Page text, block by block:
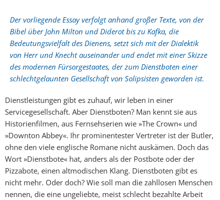
Der vorliegende Essay verfolgt anhand großer Texte, von der
Bibel über John Milton und Diderot bis zu Kafka, die
Bedeutungsvielfalt des Dienens, setzt sich mit der Dialektik
von Herr und Knecht auseinander und endet mit einer Skizze
des modernen Fürsorgestaates, der zum Dienstboten einer
schlechtgelaunten Gesellschaft von Solipsisten geworden ist.
Dienstleistungen gibt es zuhauf, wir leben in einer
Servicegesellschaft. Aber Dienstboten? Man kennt sie aus
Historienfilmen, aus Fernsehserien wie »The Crown« und
»Downton Abbey«. Ihr prominentester Vertreter ist der Butler,
ohne den viele englische Romane nicht auskämen. Doch das
Wort »Dienstbote« hat, anders als der Postbote oder der
Pizzabote, einen altmodischen Klang. Dienstboten gibt es
nicht mehr. Oder doch? Wie soll man die zahllosen Menschen
nennen, die eine ungeliebte, meist schlecht bezahlte Arbeit